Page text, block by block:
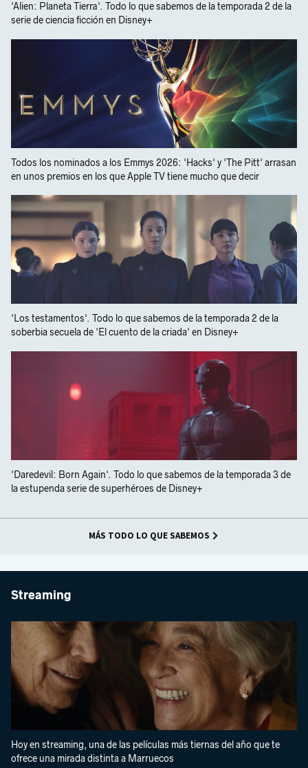
'Alien: Planeta Tierra'. Todo lo que sabemos de la temporada 2 de la
serie de ciencia ficción en Disney+
Todos los nominados a los Emmys 2026: 'Hacks' y 'The Pitt' arrasan
en unos premios en los que Apple TV tiene mucho que decir
'Los testamentos'. Todo lo que sabemos de la temporada 2 de la
soberbia secuela de 'El cuento de la criada' en Disney+
'Daredevil: Born Again'. Todo lo que sabemos de la temporada 3 de
la estupenda serie de superhéroes de Disney+
MÁS TODO LO QUE SABEMOS
Streaming
Hoy en streaming, una de las películas más tiernas del año que te
ofrece una mirada distinta a Marruecos